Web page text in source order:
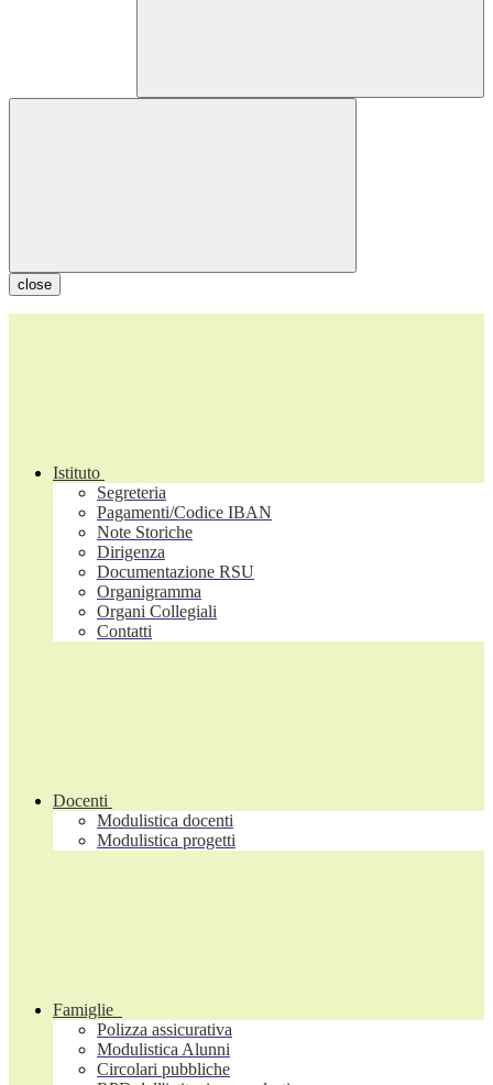
close
Istituto
Segreteria
Pagamenti/Codice IBAN
Note Storiche
Dirigenza
Documentazione RSU
Organigramma
Organi Collegiali
Contatti
Docenti
Modulistica docenti
Modulistica progetti
Famiglie
Polizza assicurativa
Modulistica Alunni
Circolari pubbliche